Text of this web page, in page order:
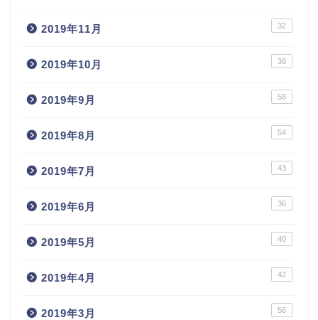
2019年11月 32
2019年10月 38
2019年9月 58
2019年8月 54
2019年7月 43
2019年6月 36
2019年5月 40
2019年4月 42
2019年3月 56